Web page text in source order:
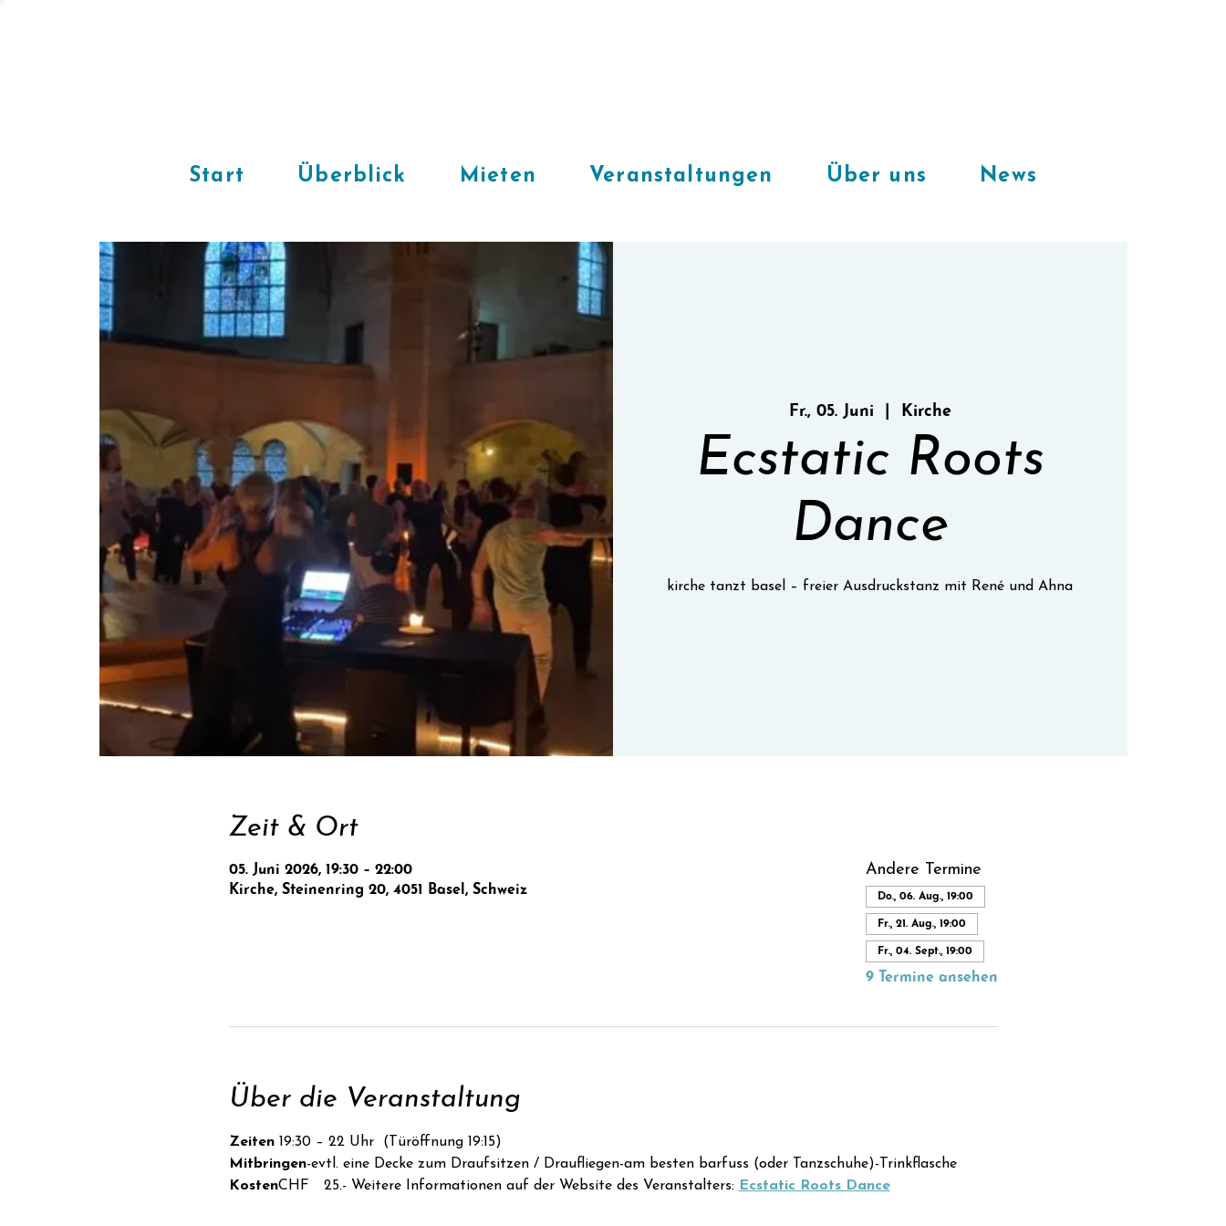
Start Überblick Mieten Veranstaltungen Über uns News
Fr., 05. Juni Kirche
Ecstatic Roots
Dance
kirche tanzt basel – freier Ausdruckstanz mit René und Ahna
Zeit & Ort
05. Juni 2026, 19:30 – 22:00
Kirche, Steinenring 20, 4051 Basel, Schweiz
Andere Termine
Do., 06. Aug., 19:00
Fr., 21. Aug., 19:00
Fr., 04. Sept., 19:00
9 Termine ansehen
Über die Veranstaltung
Zeiten 19:30 – 22 Uhr  (Türöffnung 19:15)
Mitbringen-evtl. eine Decke zum Draufsitzen / Draufliegen-am besten barfuss (oder Tanzschuhe)-Trinkflasche
KostenCHF  25.- Weitere Informationen auf der Website des Veranstalters: Ecstatic Roots Dance